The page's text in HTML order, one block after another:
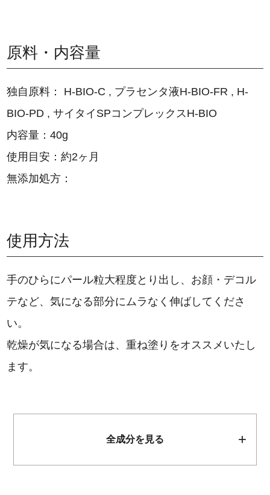
原料・内容量
独自原料： H-BIO-C , プラセンタ液H-BIO-FR , H-
BIO-PD , サイタイSPコンプレックスH-BIO
内容量：40g
使用目安：約2ヶ月
無添加処方：
使用方法
手のひらにパール粒大程度とり出し、お顔・デコル
テなど、気になる部分にムラなく伸ばしてくださ
い。
乾燥が気になる場合は、重ね塗りをオススメいたし
ます。
全成分を見る